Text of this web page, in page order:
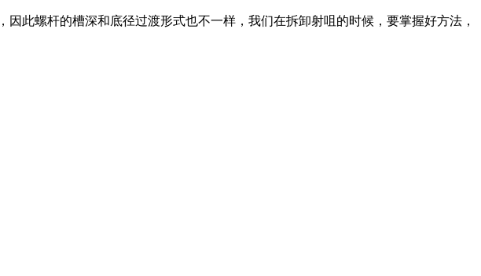
螺杆的槽深和底径过渡形式也不一样，我们在拆卸射咀的时候，要掌握好方法，